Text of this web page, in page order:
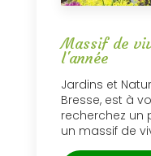
Massif de
l'année
Jardins et
Bresse, est à
recherchez un
un massif de